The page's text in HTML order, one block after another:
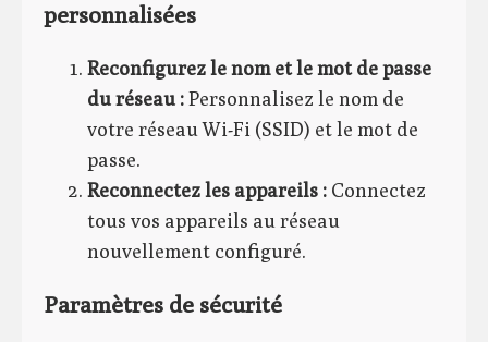
personnalisées
Reconfigurez le nom et le mot de passe
du réseau :Personnalisez le nom de
votre réseau Wi-Fi (SSID) et le mot de
passe.
Reconnectez les appareils : Connectez
tous vos appareils au réseau
nouvellement configuré.
Paramètres de sécurité